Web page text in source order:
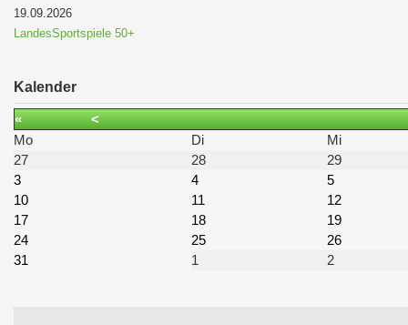
19.09.2026
LandesSportspiele 50+
Kalender
«
<
Mo
Di
Mi
27
28
29
3
4
5
10
11
12
17
18
19
24
25
26
31
1 2